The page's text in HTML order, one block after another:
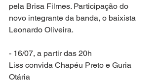
pela Brisa Filmes. Participação do
novo integrante da banda, o baixista
Leonardo Oliveira.
- 16/07, a partir das 20h
Liss convida Chapéu Preto e Guria
Otária